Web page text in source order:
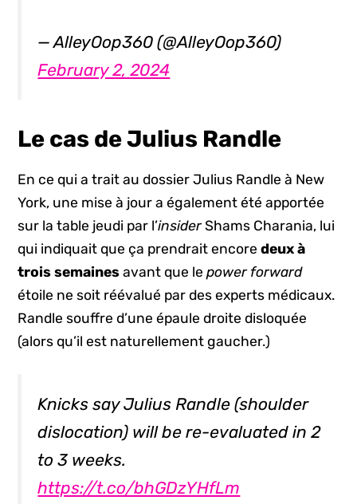
— AlleyOop360 (@AlleyOop360)
February 2, 2024
Le cas de Julius Randle
En ce qui a trait au dossier Julius Randle à New
York, une mise à jour a également été apportée
sur la table jeudi par l’insiderShams Charania, lui
qui indiquait que ça prendrait encoredeux à
trois semaines avant que lepower forward
étoile ne soit réévalué par des experts médicaux.
Randle souffre d’une épaule droite disloquée
(alors qu’il est naturellement gaucher.)
Knicks say Julius Randle (shoulder
dislocation) will be re-evaluated in 2
to 3 weeks.
https://t.co/bhGDzYHfLm